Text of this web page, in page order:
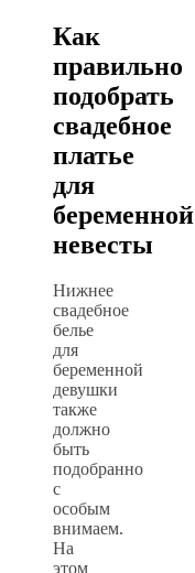
Как
правильно
подобрать
свадебное
платье
для
беременной
невесты
Нижнее
свадебное
белье
для
беременной
девушки
также
должно
быть
подобранно
с
особым
внимаем.
На
этом